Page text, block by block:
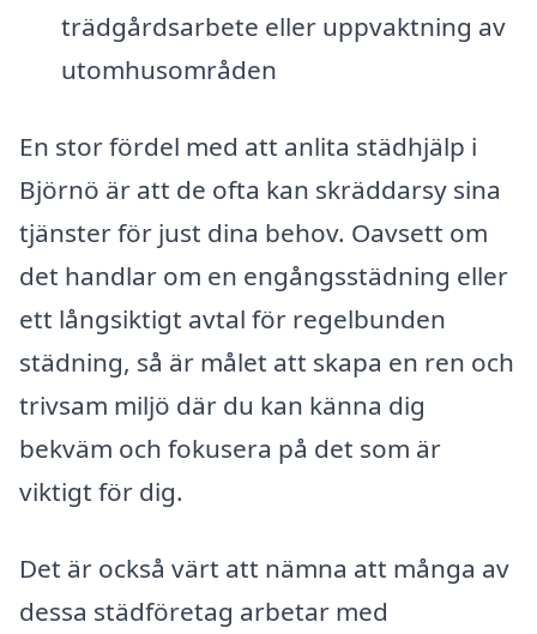
trädgårdsarbete eller uppvaktning av
utomhusområden
En stor fördel med att anlita städhjälp i
Björnö är att de ofta kan skräddarsy sina
tjänster för just dina behov. Oavsett om
det handlar om en engångsstädning eller
ett långsiktigt avtal för regelbunden
städning, så är målet att skapa en ren och
trivsam miljö där du kan känna dig
bekväm och fokusera på det som är
viktigt för dig.
Det är också värt att nämna att många av
dessa städföretag arbetar med